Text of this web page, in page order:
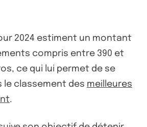
2024 estiment un montant
compris entre 390 et
ce qui lui permet de se
le classement des meilleures
.